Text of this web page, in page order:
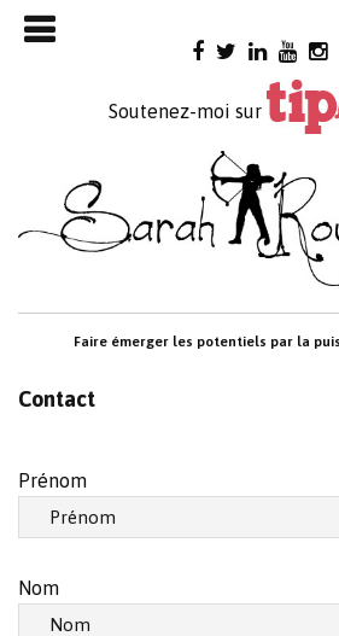
Skip
to
Soutenez-moi sur
Faire émerger les potentiels par la

Contact
Prénom
Nom